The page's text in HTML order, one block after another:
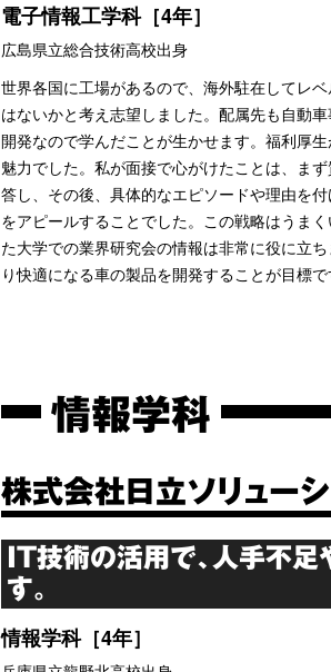
電子情報工学科［4年］
広島県立総合技術高校出身
世界各国に工場があるので、海外駐在してレ
はないかと考え志望しました。配属先も自動
開発なので学んだことが生かせます。福利厚
魅力でした。私が面接で心がけたことは、ま
答し、その後、具体的なエピソードや理由を
をアピールすることでした。この戦略はうま
た大学での業界研究会の情報は非常に役に立
り快適になる車の製品を開発することが目標で
情報学科
株式会社日立ソリュー
IT技術の活用で、人手不
す。
情報学科［4年］